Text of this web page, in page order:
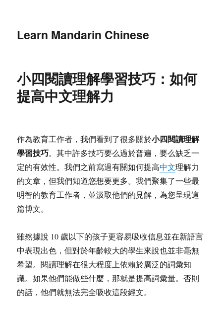
Learn Mandarin Chinese
小四閱讀理解學習技巧：如何
提高中文理解力
作為教育工作者，我們看到了很多關於小四閱讀理解
學習技巧。其中許多技巧要么過於普遍，要么缺乏一
定的有效性。我們之前寫過有關如何提高中文理解力
的文章，但我們知道您想要更多。我們聚集了一些最
明智的教育工作者，並汲取他們的見解，為您呈現這
篇博文。
雖然據說 10 歲以下的孩子更容易吸收信息並在新語言
中表現出色，但對於年齡較大的學生來說也並非毫無
希望。閱讀理解在很大程度上依賴於廣泛的詞彙知
識。如果他們能做些什麼，那就是提高詞彙量。否則
的話，他們就無法完全吸收這段經文。